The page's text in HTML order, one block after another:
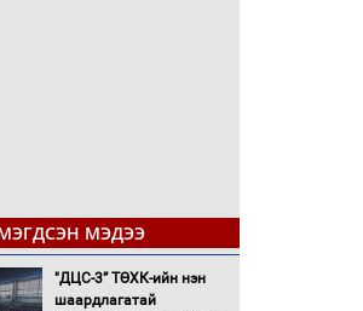
МЭДЭЭ
"ДЦС-3” ТӨХК-ийн нэн
шаардлагатай